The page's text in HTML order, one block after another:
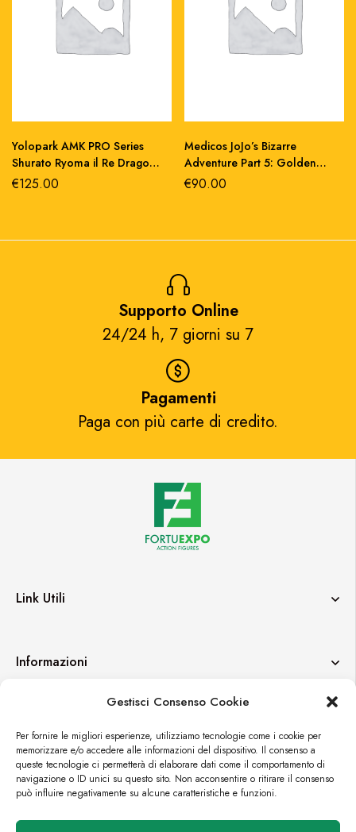
Gestisci Consenso Cookie
Per fornire le migliori esperienze, utilizziamo tecnologie come i cookie per
memorizzare e/o accedere alle informazioni del dispositivo. Il consenso a
queste tecnologie ci permetterà di elaborare dati come il comportamento di
navigazione o ID unici su questo sito. Non acconsentire o ritirare il consenso
può influire negativamente su alcune caratteristiche e funzioni.
Yolopark AMK PRO Series
Shurato Ryoma il Re Drago
action figure 19 cm
€125.00
Medicos JoJo’s Bizarre
Adventure Part 5: Golden
Wind Action Figure
€90.00
Supporto Online
24/24 h, 7 giorni su 7​
Pagamenti
Paga con più carte di credito.​
Link Utili
Informazioni